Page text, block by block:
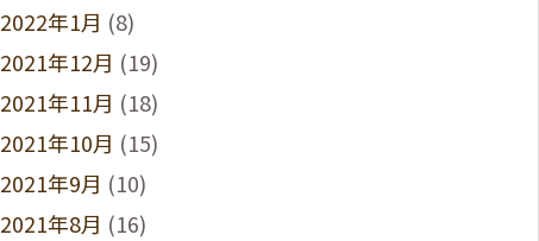
2022年1月 (8)
2021年12月 (19)
2021年11月 (18)
2021年10月 (15)
2021年9月 (10)
2021年8月 (16)